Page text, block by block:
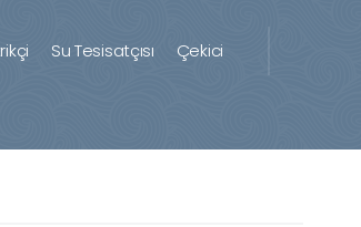
Su Tesisatçısı Çekici